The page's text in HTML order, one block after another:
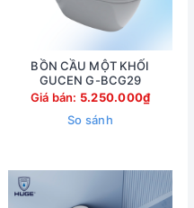
BỒN CẦU MỘT KHỐI
GUCEN G-BCG29
Giá bán: 5.250.000₫
So sánh